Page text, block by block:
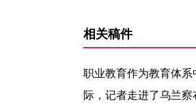
相关稿件
职业教育作为教育体
际，记者走进了乌兰察